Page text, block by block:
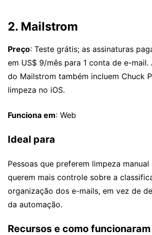
2. Mailstrom
Preço: Teste grátis; as assinaturas
em US$ 9/mês para 1 conta de e-mail.
do Mailstrom também incluem Chuck
limpeza no iOS.
Funciona em: Web
Ideal para
Pessoas que preferem limpeza manual
querem mais controle sobre a
organização dos e-mails, em vez de
da automação.
Recursos e como